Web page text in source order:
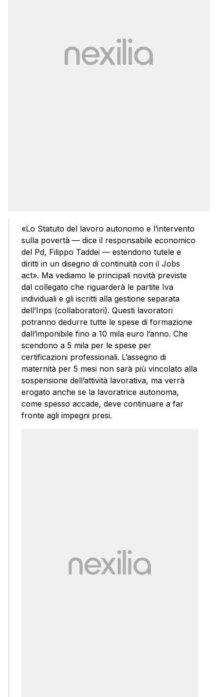
«Lo Statuto del lavoro autonomo e l’intervento
sulla povertà — dice il responsabile economico
del Pd, Filippo Taddei — estendono tutele e
diritti in un disegno di continuità con il Jobs
act». Ma vediamo le principali novità previste
dal collegato che riguarderà le partite Iva
individuali e gli iscritti alla gestione separata
dell’Inps (collaboratori). Questi lavoratori
potranno dedurre tutte le spese di formazione
dall’imponibile fino a 10 mila euro l’anno. Che
scendono a 5 mila per le spese per
certificazioni professionali. L’assegno di
maternità per 5 mesi non sarà più vincolato alla
sospensione dell’attività lavorativa, ma verrà
erogato anche se la lavoratrice autonoma,
come spesso accade, deve continuare a far
fronte agli impegni presi.